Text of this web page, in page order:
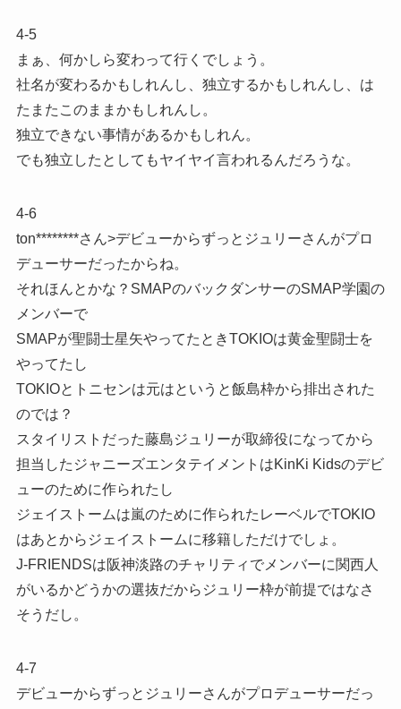
4-5
まぁ、何かしら変わって行くでしょう。
社名が変わるかもしれんし、独立するかもしれんし、は
たまたこのままかもしれんし。
独立できない事情があるかもしれん。
でも独立したとしてもヤイヤイ言われるんだろうな。
4-6
ton********さん>デビューからずっとジュリーさんがプロ
デューサーだったからね。
それほんとかな？SMAPのバックダンサーのSMAP学園の
メンバーで
SMAPが聖闘士星矢やってたときTOKIOは黄金聖闘士を
やってたし
TOKIOとトニセンは元はというと飯島枠から排出された
のでは？
スタイリストだった藤島ジュリーが取締役になってから
担当したジャニーズエンタテイメントはKinKi Kidsのデビ
ューのために作られたし
ジェイストームは嵐のために作られたレーベルでTOKIO
はあとからジェイストームに移籍しただけでしょ。
J-FRIENDSは阪神淡路のチャリティでメンバーに関西人
がいるかどうかの選抜だからジュリー枠が前提ではなさ
そうだし。
4-7
デビューからずっとジュリーさんがプロデューサーだっ